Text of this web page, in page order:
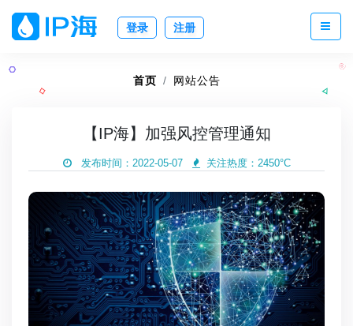
登录 注册
首页 网站公告
【IP海】加强风控管理通知
发布时间：2022-05-07 关注热度： 2450°C